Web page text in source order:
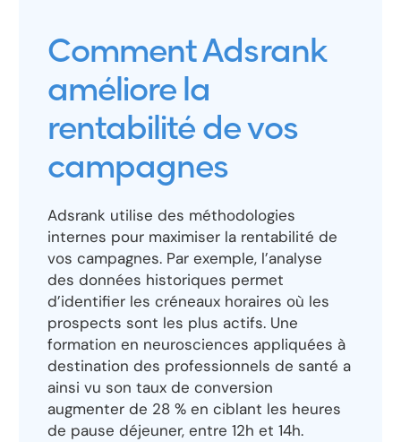
Comment Adsrank
améliore la
rentabilité de vos
campagnes
Adsrank utilise des méthodologies
internes pour maximiser la rentabilité de
vos campagnes. Par exemple, l’analyse
des données historiques permet
d’identifier les créneaux horaires où les
prospects sont les plus actifs. Une
formation en neurosciences appliquées à
destination des professionnels de santé a
ainsi vu son taux de conversion
augmenter de 28 % en ciblant les heures
de pause déjeuner, entre 12h et 14h.